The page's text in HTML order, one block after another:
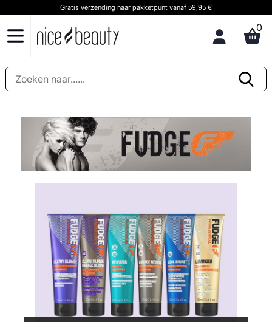
Gratis verzending naar pakketpunt vanaf 59,95 €
0